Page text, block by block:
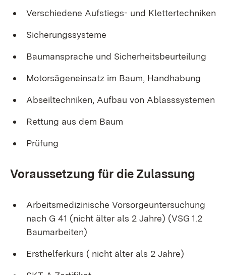
Verschiedene Aufstiegs- und Klettertechniken
Sicherungssysteme
Baumansprache und Sicherheitsbeurteilung
Motorsägeneinsatz im Baum, Handhabung
Abseiltechniken, Aufbau von Ablasssystemen
Rettung aus dem Baum
Prüfung
Voraussetzung für die Zulassung
Arbeitsmedizinische Vorsorgeuntersuchung
nach G 41 (nicht älter als 2 Jahre) (VSG 1.2
Baumarbeiten)
Ersthelferkurs ( nicht älter als 2 Jahre)